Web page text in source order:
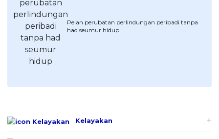
Pelan perubatan perlindungan peribadi tanpa
had seumur hidup
Kelayakan